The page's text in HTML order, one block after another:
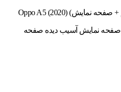
راهنمای تعویض ال سی دی (فریم + صفحه نمایش) Oppo A5 (2020)
صفحه نمایش شکسته HS Touch صفحه نمایش آسیب دیده صفحه